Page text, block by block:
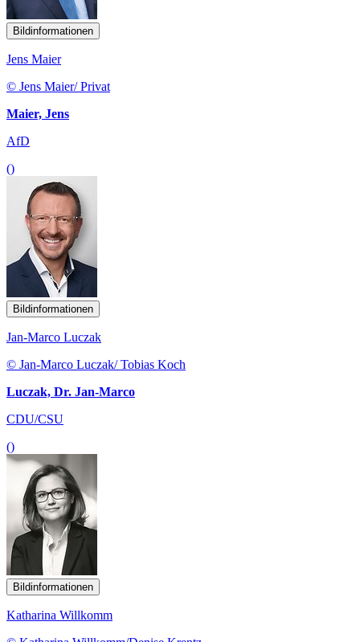
Bildinformationen
Jens Maier
© Jens Maier/ Privat
Maier, Jens
AfD
()
Bildinformationen
Jan-Marco Luczak
© Jan-Marco Luczak/ Tobias Koch
Luczak, Dr. Jan-Marco
CDU/CSU
()
Bildinformationen
Katharina Willkomm